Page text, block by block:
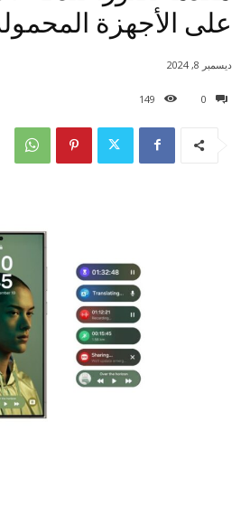
على الأجهزة
0
149
ديسمبر 8, 2024